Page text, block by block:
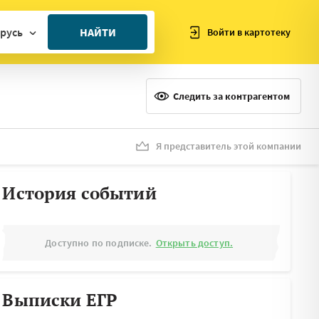
НАЙТИ Войти в картотеку
Следить за контрагентом
Я представитель этой компании
История событий
Доступно по подписке. Открыть доступ.
Выписки ЕГР